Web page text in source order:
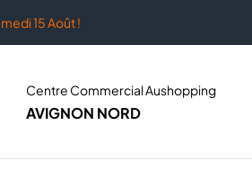
15 Août !
Centre Commercial Aushopping
AVIGNON NORD